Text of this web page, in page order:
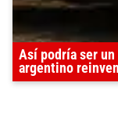
Así podría ser
argentino